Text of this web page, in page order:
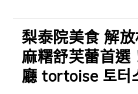
梨泰院美食 解放
麻糬舒芙蕾首選
廳 tortoise 토터